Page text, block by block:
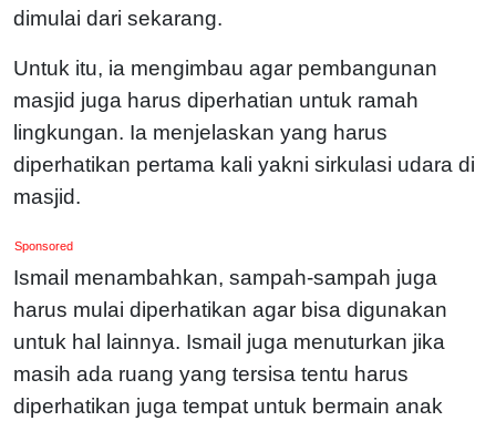
dimulai dari sekarang.
Untuk itu, ia mengimbau agar pembangunan
masjid juga harus diperhatian untuk ramah
lingkungan. Ia menjelaskan yang harus
diperhatikan pertama kali yakni sirkulasi udara di
masjid.
Sponsored
Ismail menambahkan, sampah-sampah juga
harus mulai diperhatikan agar bisa digunakan
untuk hal lainnya. Ismail juga menuturkan jika
masih ada ruang yang tersisa tentu harus
diperhatikan juga tempat untuk bermain anak